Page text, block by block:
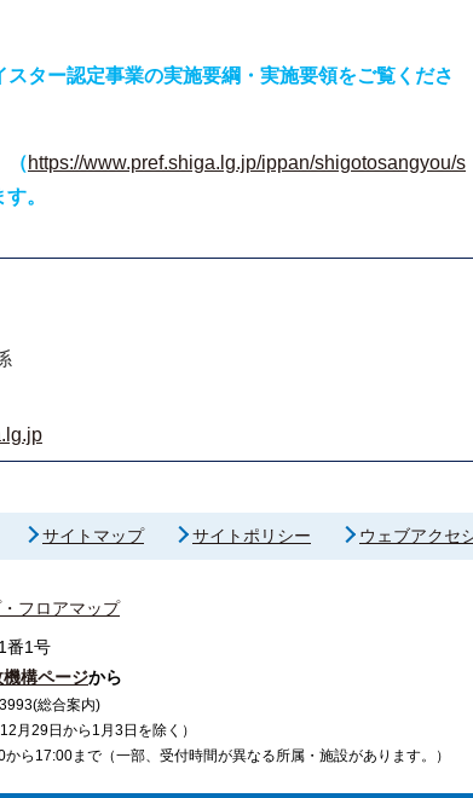
ター認定事業の実施要綱・実施要領をご覧 くださ
（https://www.pref.shiga.lg.jp/ippan/shigotosangyou/s
。
サイトマップ サイトポリシー ウェブアクセ
フロアマップ
番1号
構ページから
総合案内)
月29日から1月3日を除く）
ら17:00まで（一部、受付時間が異なる所属・施設があります。）